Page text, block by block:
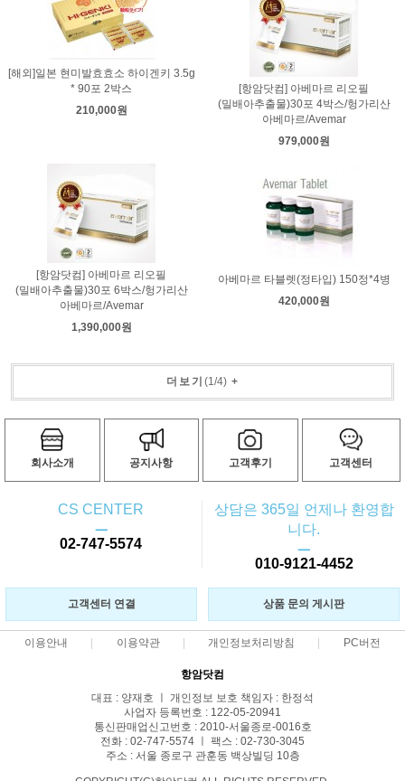
[해외]일본 현미발효효소 하이겐키 3.5g
* 90포 2박스
210,000원
[항암닷컴] 아베마르 리오필
(밀배아추출물)30포 4박스/헝가리산
아베마르/Avemar
979,000원
[항암닷컴] 아베마르 리오필
(밀배아추출물)30포 6박스/헝가리산
아베마르/Avemar
1,390,000원
아베마르 타블렛(정타입) 150정*4병
420,000원
더보기 (1/4)+
회사소개 공지사항 고객후기 고객센터
CS CENTER
ㅡ
02-747-5574
상담은 365일 언제나 환영합
니다.
ㅡ
010-9121-4452
고객센터 연결 상품 문의 게시판
이용안내 이용약관 개인정보처리방침 PC버전
항암닷컴
대표 : 양재호 ㅣ 개인정보 보호 책임자 : 한정석
사업자 등록번호 : 122-05-20941
통신판매업신고번호 : 2010-서울종로-0016호
전화 : 02-747-5574 ㅣ 팩스 : 02-730-3045
주소 : 서울 종로구 관훈동 백상빌딩 10층